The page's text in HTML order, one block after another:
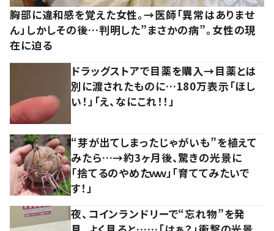
胸部に違和感を覚えた女性。→医師「異常はありませ
ん」しかしその後…判明した”まさかの病”。女性の現
在に迫る
ドラッグストアで目薬を購入→目薬とは
別に渡されたものに…180万表示「ほし
い！」「え、なにこれ！！」
“芽が出てしまったじゃがいも”を植えて
みたら…→約3ヶ月後、驚きの光景に
「捨てるのやめたｗｗ」「育ててみたいで
す！」
夜、コインランドリーで“忘れ物”を発